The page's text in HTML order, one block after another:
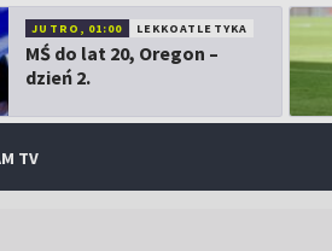
JUTRO, 01:00 LEKKOATLETYKA
MŚ do lat 20, Oregon –
dzień 2.
TV